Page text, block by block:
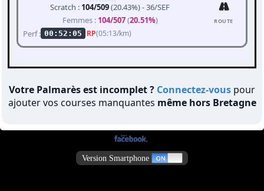
Scratch : 104/509(20.43%) - 36/SEF
Femmes : 104/507(20.51%)
Perf : 00:52:05 RP(05:13/km)
ROUTE
Votre Palmarès est incomplet ? Connectez-vous pour
ajouter vos courses manquantes même hors Bretagne
Version Smartphone